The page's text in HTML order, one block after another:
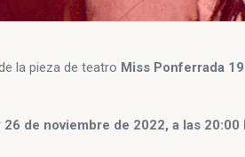
la pieza de teatro Miss Ponferrada
26 de noviembre de 2022, a las 20:00